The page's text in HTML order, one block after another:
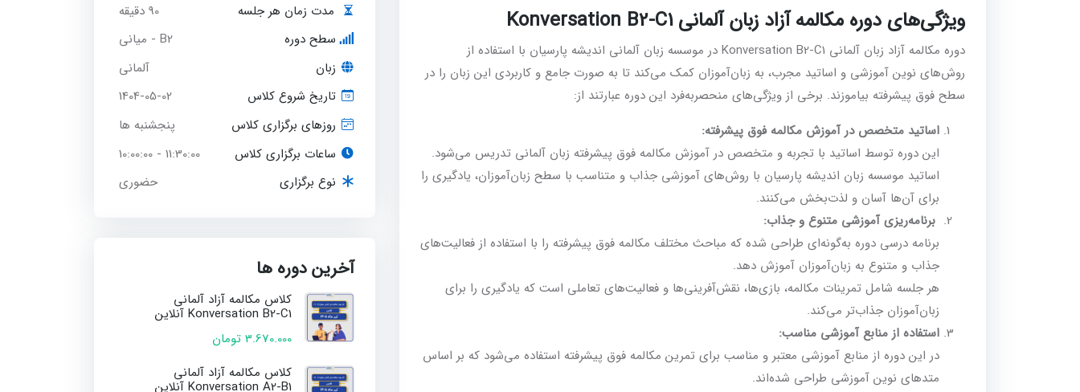
ویژگی‌های دوره مکالمه آزاد زبان آلمانی Konversation B2-C1
دوره مکالمه آزاد زبان آلمانی Konversation B2-C1 در موسسه زبان آلمانی اندیشه پارسیان با استفاده از
روش‌های نوین آموزشی و اساتید مجرب، به زبان‌آموزان کمک می‌کند تا به صورت جامع و کاربردی این زبان را در
سطح فوق پیشرفته بیاموزند. برخی از ویژگی‌های منحصربه‌فرد این دوره عبارتند از:
اساتید متخصص در آموزش مکالمه فوق پیشرفته:
این دوره توسط اساتید با تجربه و متخصص در آموزش مکالمه فوق پیشرفته زبان آلمانی تدریس می‌شود.
اساتید موسسه زبان اندیشه پارسیان با روش‌های آموزشی جذاب و متناسب با سطح زبان‌آموزان، یادگیری را
برای آن‌ها آسان و لذت‌بخش می‌کنند.
برنامه‌ریزی آموزشی متنوع و جذاب:
برنامه درسی دوره به‌گونه‌ای طراحی شده که مباحث مختلف مکالمه فوق پیشرفته را با استفاده از فعالیت‌های
جذاب و متنوع به زبان‌آموزان آموزش دهد.
هر جلسه شامل تمرینات مکالمه، بازی‌ها، نقش‌آفرینی‌ها و فعالیت‌های تعاملی است که یادگیری را برای
زبان‌آموزان جذاب‌تر می‌کند.
استفاده از منابع آموزشی مناسب:
در این دوره از منابع آموزشی معتبر و مناسب برای تمرین مکالمه فوق پیشرفته استفاده می‌شود که بر اساس
متدهای نوین آموزشی طراحی شده‌اند.
مدت زمان هر جلسه
90 دقیقه
سطح دوره
B2 - میانی
زبان
آلمانی
تاریخ شروع کلاس
1404-05-02
روزهای برگزاری کلاس
پنجشنبه ها
ساعات برگزاری کلاس
11:30:00 - 10:00:00
نوع برگزاری
حضوری
آخرین دوره ها
کلاس مکالمه آزاد آلمانی
Konversation B2-C1 آنلاین
3.670.000 تومان
کلاس مکالمه آزاد آلمانی
Konversation A2-B1 آنلاین